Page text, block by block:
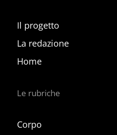
Il progetto
La redazione
Home
Le rubriche
Corpo